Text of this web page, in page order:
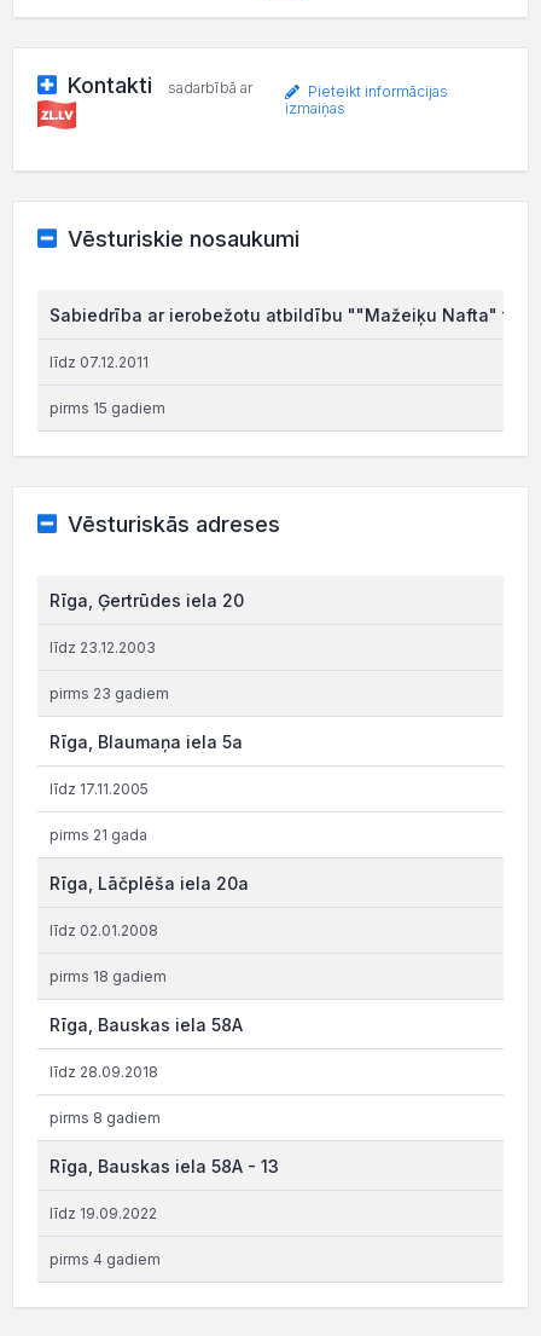
Kontakti sadarbībā ar
Pieteikt informācijas
izmaiņas
Vēsturiskie nosaukumi
Sabiedrība ar ierobežotu atbildību ""Mažeiķu Nafta"
līdz 07.12.2011
pirms 15 gadiem
Vēsturiskās adreses
Rīga, Ģertrūdes iela 20
līdz 23.12.2003
pirms 23 gadiem
Rīga, Blaumaņa iela 5a
līdz 17.11.2005
pirms 21 gada
Rīga, Lāčplēša iela 20a
līdz 02.01.2008
pirms 18 gadiem
Rīga, Bauskas iela 58A
līdz 28.09.2018
pirms 8 gadiem
Rīga, Bauskas iela 58A - 13
līdz 19.09.2022
pirms 4 gadiem